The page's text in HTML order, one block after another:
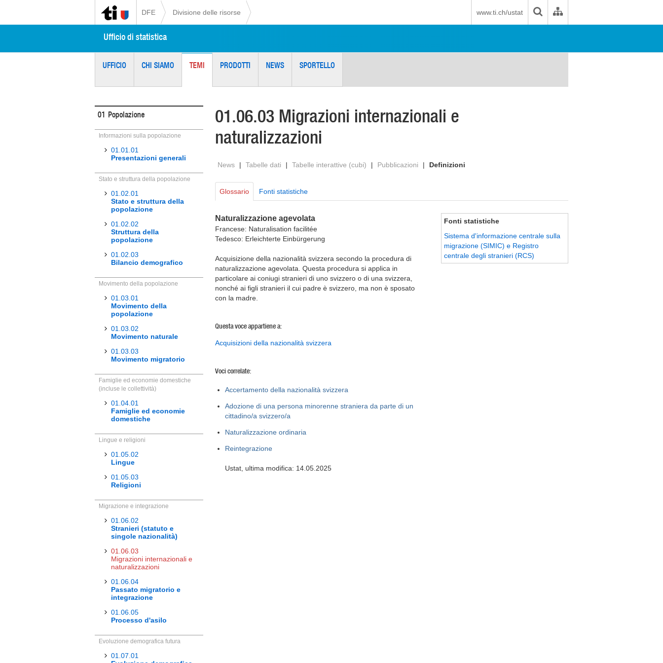
DFE Divisione delle risorse www.ti.ch/ustat
Ufficio di statistica
UFFICIO CHI SIAMO TEMI PRODOTTI NEWS SPORTELLO
01 Popolazione
Informazioni sulla popolazione
01.01.01
Presentazioni generali
Stato e struttura della popolazione
01.02.01
Stato e struttura della
popolazione
01.02.02
Struttura della
popolazione
01.02.03
Bilancio demografico
Movimento della popolazione
01.03.01
Movimento della
popolazione
01.03.02
Movimento naturale
01.03.03
Movimento migratorio
Famiglie ed economie domestiche
(incluse le collettività)
01.04.01
Famiglie ed economie
domestiche
Lingue e religioni
01.05.02
Lingue
01.05.03
Religioni
Migrazione e integrazione
01.06.02
Stranieri (statuto e
singole nazionalità)
01.06.03
Migrazioni internazionali e
naturalizzazioni
01.06.04
Passato migratorio e
integrazione
01.06.05
Processo d'asilo
Evoluzione demografica futura
01.07.01
01.06.03 Migrazioni internazionali e
naturalizzazioni
News | Tabelle dati | Tabelle interattive (cubi) | Pubblicazioni | Definizioni
Glossario Fonti statistiche
Naturalizzazione agevolata
Francese: Naturalisation facilitée
Tedesco: Erleichterte Einbürgerung
Acquisizione della nazionalità svizzera secondo la procedura di
naturalizzazione agevolata. Questa procedura si applica in
particolare ai coniugi stranieri di uno svizzero o di una svizzera,
nonché ai figli stranieri il cui padre è svizzero, ma non è sposato
con la madre.
Questa voce appartiene a:
Acquisizioni della nazionalità svizzera
Voci correlate:
Accertamento della nazionalità svizzera
Adozione di una persona minorenne straniera da parte di un
cittadino/a svizzero/a
Naturalizzazione ordinaria
Reintegrazione
Ustat, ultima modifica: 14.05.2025
Fonti statistiche
Sistema d'informazione centrale sulla
migrazione (SIMIC) e Registro
centrale degli stranieri (RCS)